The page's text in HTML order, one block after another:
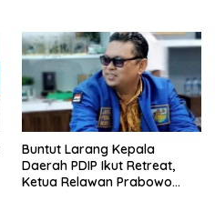
Buntut Larang Kepala
Daerah PDIP Ikut Retreat,
Ketua Relawan Prabowo